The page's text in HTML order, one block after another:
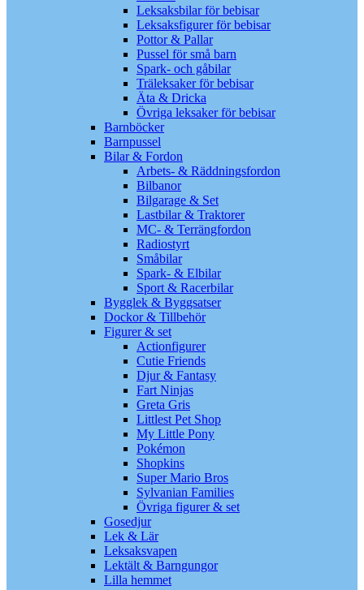
Leksaksbilar för bebisar
Leksaksfigurer för bebisar
Pottor & Pallar
Pussel för små barn
Spark- och gåbilar
Träleksaker för bebisar
Äta & Dricka
Övriga leksaker för bebisar
Barnböcker
Barnpussel
Bilar & Fordon
Arbets- & Räddningsfordon
Bilbanor
Bilgarage & Set
Lastbilar & Traktorer
MC- & Terrängfordon
Radiostyrt
Småbilar
Spark- & Elbilar
Sport & Racerbilar
Bygglek & Byggsatser
Dockor & Tillbehör
Figurer & set
Actionfigurer
Cutie Friends
Djur & Fantasy
Fart Ninjas
Greta Gris
Littlest Pet Shop
My Little Pony
Pokémon
Shopkins
Super Mario Bros
Sylvanian Families
Övriga figurer & set
Gosedjur
Lek & Lär
Leksaksvapen
Lektält & Barngungor
Lilla hemmet